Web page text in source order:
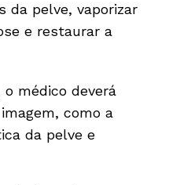
da pelve, vaporizar
e restaurar a
o médico deverá
como a
da pelve e